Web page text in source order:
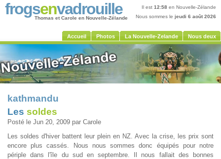
frogsenvadrouille
Thomas et Carole en Nouvelle-Zélande
Il est 12:58 en Nouvelle-Zélande
Nous sommes le jeudi 6 août 2026
Accueil Photos La Nouvelle-Zelande Nous deux
kathmandu
Les soldes
Posté le Jun 20, 2009 par Carole
Les soldes d'hiver battent leur plein en NZ. Avec la crise, les prix sont
encore plus cassés. Nous nous sommes donc équipés pour notre
périple dans l'île du sud en septembre. Il nous fallait des bonnes